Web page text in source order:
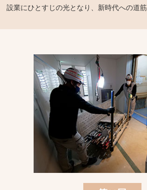
設業にひとすじの光となり、新時代への道